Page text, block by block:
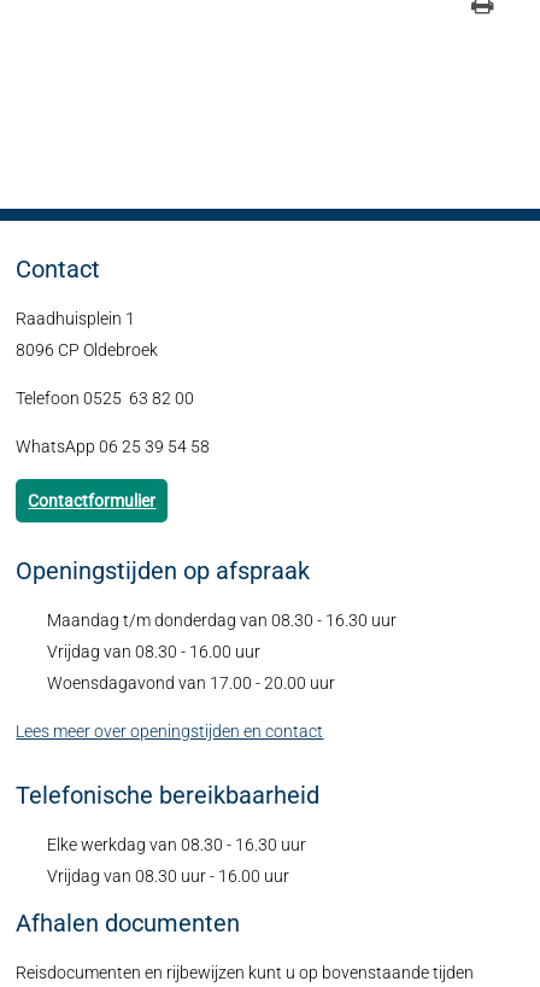
Contact
Raadhuisplein 1
8096 CP Oldebroek
Telefoon 0525 63 82 00
WhatsApp 06 25 39 54 58
Contactformulier
Openingstijden op afspraak
Maandag t/m donderdag van 08.30 - 16.30 uur
Vrijdag van 08.30 - 16.00 uur
Woensdagavond van 17.00 - 20.00 uur
Lees meer over openingstijden en contact
Telefonische bereikbaarheid
Elke werkdag van 08.30 - 16.30 uur
Vrijdag van 08.30 uur - 16.00 uur
Afhalen documenten
Reisdocumenten en rijbewijzen kunt u op bovenstaande tijden